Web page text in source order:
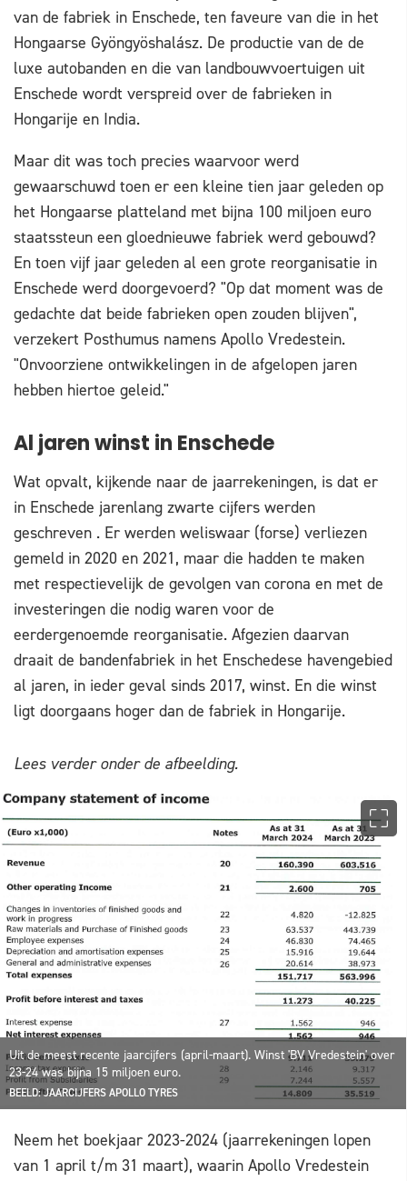
van de fabriek in Enschede, ten faveure van die in het
Hongaarse Gyöngyöshalász. De productie van de de
luxe autobanden en die van landbouwvoertuigen uit
Enschede wordt verspreid over de fabrieken in
Hongarije en India.
Maar dit was toch precies waarvoor werd
gewaarschuwd toen er een kleine tien jaar geleden op
het Hongaarse platteland met bijna 100 miljoen euro
staatssteun een gloednieuwe fabriek werd gebouwd?
En toen vijf jaar geleden al een grote reorganisatie in
Enschede werd doorgevoerd? "Op dat moment was de
gedachte dat beide fabrieken open zouden blijven",
verzekert Posthumus namens Apollo Vredestein.
"Onvoorziene ontwikkelingen in de afgelopen jaren
hebben hiertoe geleid."
Al jaren winst in Enschede
Wat opvalt, kijkende naar de jaarrekeningen, is dat er
in Enschede jarenlang zwarte cijfers werden
geschreven . Er werden weliswaar (forse) verliezen
gemeld in 2020 en 2021, maar die hadden te maken
met respectievelijk de gevolgen van corona en met de
investeringen die nodig waren voor de
eerdergenoemde reorganisatie. Afgezien daarvan
draait de bandenfabriek in het Enschedese havengebied
al jaren, in ieder geval sinds 2017, winst. En die winst
ligt doorgaans hoger dan de fabriek in Hongarije.
Lees verder onder de afbeelding.
Uit de meest recente jaarcijfers (april-maart). Winst 'BV Vredestein' over
23-24 was bijna 15 miljoen euro.
BEELD: JAARCIJFERS APOLLO TYRES
Neem het boekjaar 2023-2024 (jaarrekeningen lopen
van 1 april t/m 31 maart), waarin Apollo Vredestein